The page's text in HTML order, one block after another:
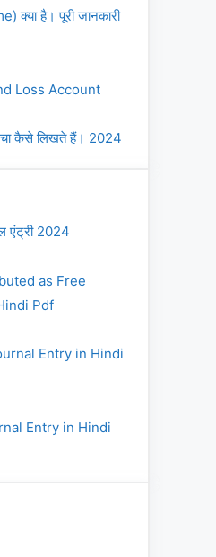
क्या है। पूरी जानकारी
Loss Account
कैसे लिखते हैं। 2024
एंट्री 2024
as Free
Pdf
Entry in Hindi
Entry in Hindi